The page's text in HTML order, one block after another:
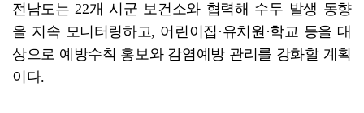
전남도는 22개 시군 보건소와 협력해 수두 발생 동향
을 지속 모니터링하고, 어린이집·유치원·학교 등을 대
상으로 예방수칙 홍보와 감염예방 관리를 강화할 계획
이다.